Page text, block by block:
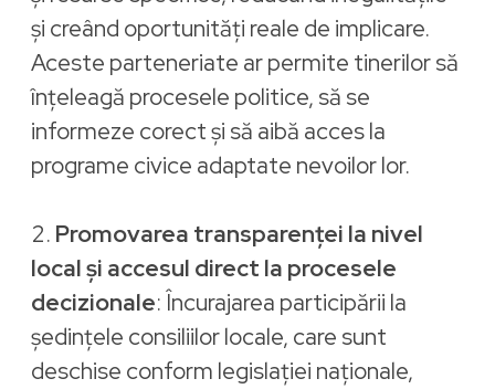
și creând oportunități reale de implicare.
Aceste parteneriate ar permite tinerilor să
înțeleagă procesele politice, să se
informeze corect și să aibă acces la
programe civice adaptate nevoilor lor.
2. Promovarea transparenței la nivel
local și accesul direct la procesele
decizionale: Încurajarea participării la
ședințele consiliilor locale, care sunt
deschise conform legislației naționale,